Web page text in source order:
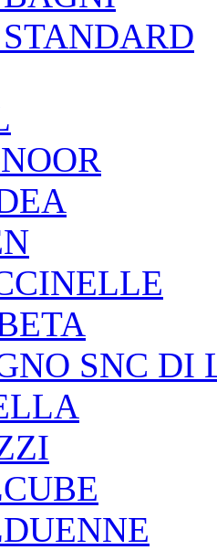
SNC DI